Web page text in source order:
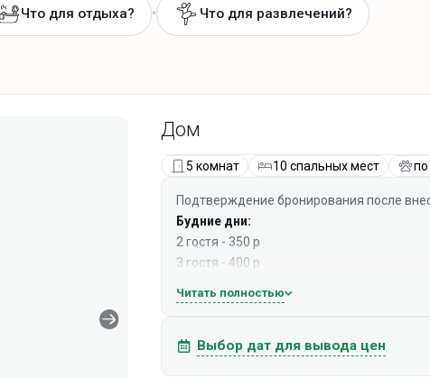
Что для отдыха? • Что для развлечений?
Дом
5 комнат 10 спальных мест по
Подтверждение бронирования после
Будние дни:
2 гостя - 350 р
3 гостя - 400 р
5 гостей - 500 р
7 гостей - 600 р
Читать полностью
Выбор дат для вывода цен